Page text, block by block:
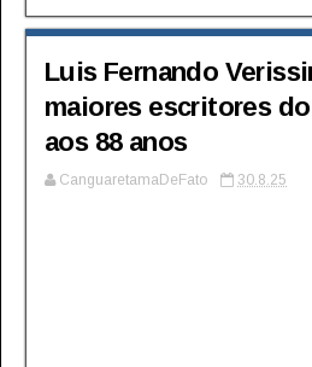
Luis Fernando
maiores escritores
aos 88 anos
CanguaretamaDeFato 30.8.25